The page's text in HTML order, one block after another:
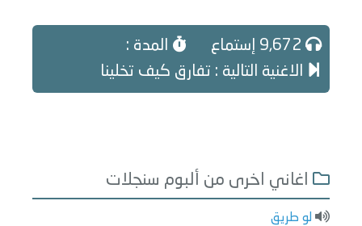
المدة :
الاغنية التالية : تفارق كيف تخلينا
اغاني اخرى من ألبوم سنجلات
لو طريق